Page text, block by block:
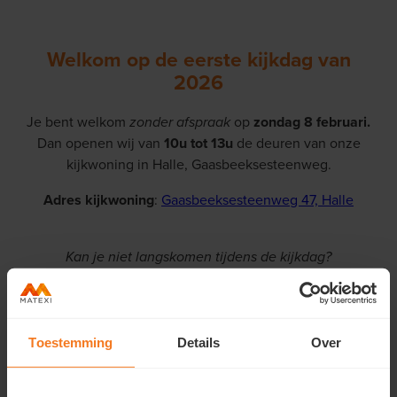
Toestemming Details Over
Welkom op de eerste kijkdag van
2026
Je bent welkom zonder afspraak op zondag 8 februari.
Dan openen wij van 10u tot 13u de deuren van onze
kijkwoning in Halle, Gaasbeeksesteenweg.
Adres kijkwoning: Gaasbeeksesteenweg 47, Halle
Kan je niet langskomen tijdens de kijkdag?
Geen zorgen. Onze collega's helpen je op een moment
Ik maak een afspraak